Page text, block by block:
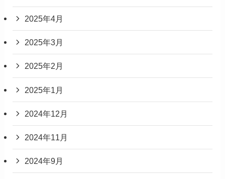
2025年4月
2025年3月
2025年2月
2025年1月
2024年12月
2024年11月
2024年9月